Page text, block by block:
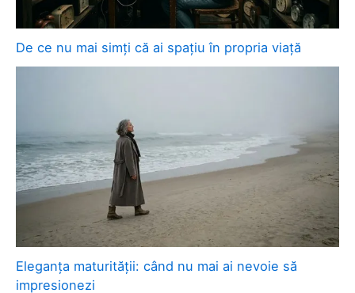
De ce nu mai simți că ai spațiu în propria viață
Eleganța maturității: când nu mai ai nevoie să
impresionezi